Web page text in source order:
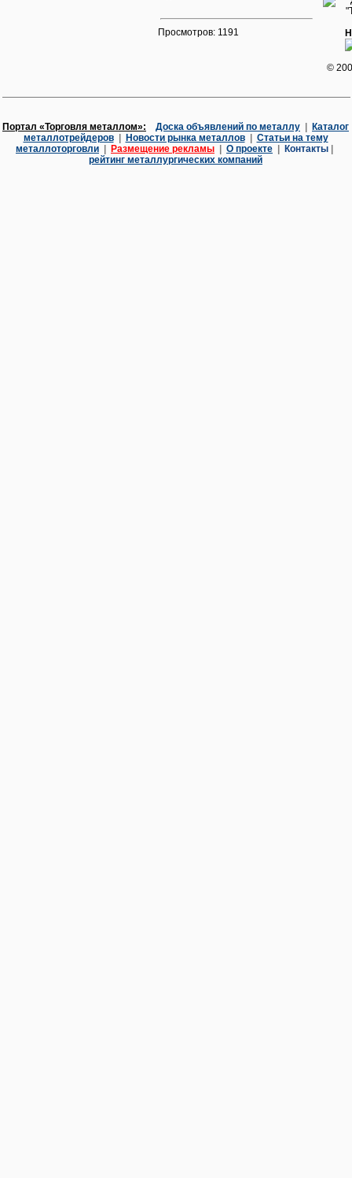
Просмотров: 1191
©
Портал «Торговля металлом»: Доска объявлений по металлу
Каталог
металлотрейдеров
Новости рынка металлов
Статьи на тему
металлоторговли
Размещение рекламы О проекте Контакты
рейтинг металлургических компаний